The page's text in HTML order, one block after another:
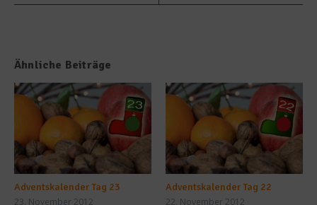
Ähnliche Beiträge
Adventskalender Tag 23
23. November 2012
Adventskalender Tag 22
22. November 2012